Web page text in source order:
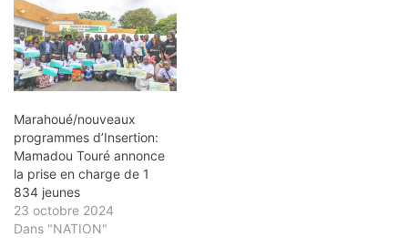
Marahoué/nouveaux
programmes d’Insertion:
Mamadou Touré annonce
la prise en charge de 1
834 jeunes
23 octobre 2024
Dans "NATION"